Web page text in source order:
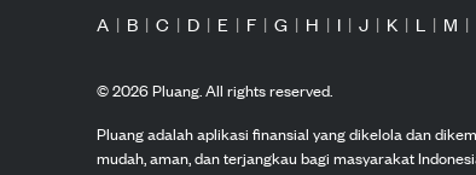
A | B | C | D | E | F | G | H | I | J | K | L | M |
©2026Pluang. All rights reserved.
Pluang adalah aplikasi finansial yang dikelola dan
mudah, aman, dan terjangkau bagi masyarakat